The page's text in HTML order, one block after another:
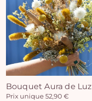
Bouquet Aura de Luz
Prix unique 52,90 €